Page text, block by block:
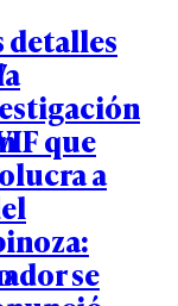
detalles
que
a
se